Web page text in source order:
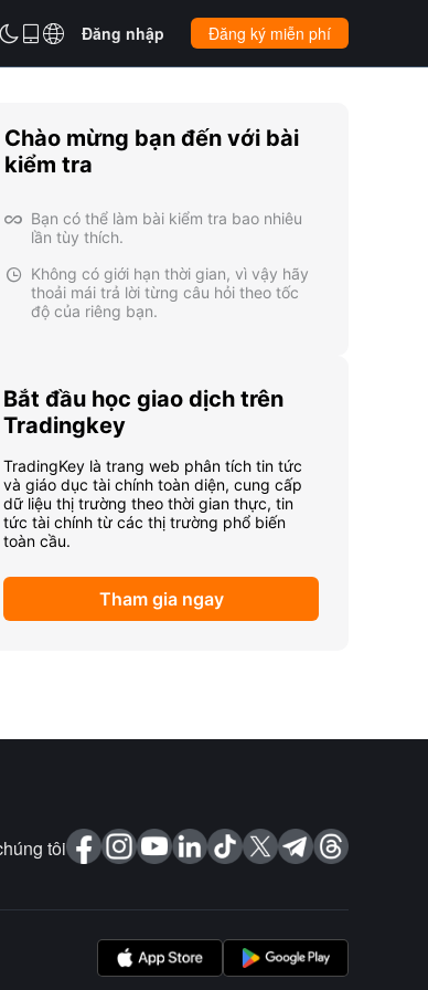
 Đăng nhập Đăng ký miễn phí
Chào mừng bạn đến với bài
kiểm tra
 Bạn có thể làm bài kiểm tra bao nhiêu
lần tùy thích.

Không có giới hạn thời gian, vì vậy hãy
thoải mái trả lời từng câu hỏi theo tốc
độ của riêng bạn.
Bắt đầu học giao dịch trên
Tradingkey
TradingKey là trang web phân tích tin tức
và giáo dục tài chính toàn diện, cung cấp
dữ liệu thị trường theo thời gian thực, tin
tức tài chính từ các thị trường phổ biến
toàn cầu.
Tham gia ngay
tôi